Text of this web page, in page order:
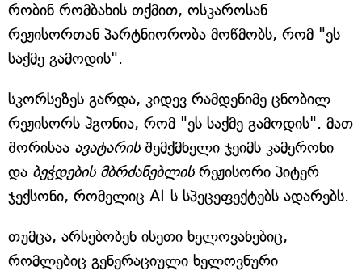
რობინ რომბახის თქმით, ოსკაროსან
რეჟისორთან პარტნიორობა მოწმობს, რომ "ეს
საქმე გამოდის".
სკორსეზეს გარდა, კიდევ რამდენიმე ცნობილ
რეჟისორს ჰგონია, რომ "ეს საქმე გამოდის". მათ
შორისაა ავატარისშემქმნელი ჯეიმს კამერონი
და ბეჭდების მბრძანებლისრეჟისორი პიტერ
ჯექსონი, რომელიც AI-ს სპეცეფექტებს ადარებს.
თუმცა, არსებობენ ისეთი ხელოვანებიც,
რომლებიც გენერაციული ხელოვნური